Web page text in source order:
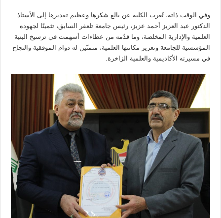
وفي الوقت ذاته، تُعرب الكلية عن بالغ شكرها وعظيم تقديرها إلى الأستاذ
الدكتور عبد العزيز أحمد عزيز، رئيس جامعة تلعفر السابق، تثمينًا لجهوده
العلمية والإدارية المخلصة، وما قدّمه من عطاءات أسهمت في ترسيخ البنية
المؤسسية للجامعة وتعزيز مكانتها العلمية، متمنّين له دوام الموفقية والنجاح
في مسيرته الأكاديمية والعلمية الزاخرة.